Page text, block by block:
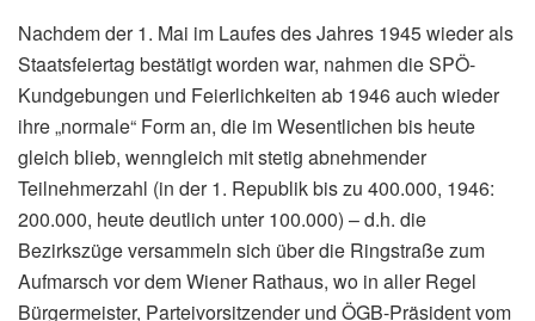
Nachdem der 1. Mai im Laufes des Jahres 1945 wieder als
Staatsfeiertag bestätigt worden war, nahmen die SPÖ-
Kundgebungen und Feierlichkeiten ab 1946 auch wieder
ihre „normale“ Form an, die im Wesentlichen bis heute
gleich blieb, wenngleich mit stetig abnehmender
Teilnehmerzahl (in der 1. Republik bis zu 400.000, 1946:
200.000, heute deutlich unter 100.000) – d.h. die
Bezirkszüge versammeln sich über die Ringstraße zum
Aufmarsch vor dem Wiener Rathaus, wo in aller Regel
Bürgermeister, Parteivorsitzender und ÖGB-Präsident vom